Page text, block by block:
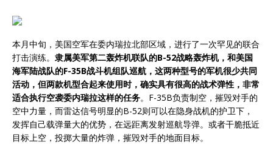
本月中旬，美国空军在委内瑞拉北部区域，进行了一次罕见的联合
打击演练。 隶属美军第二轰炸机联队的B-52战略轰炸机，和美国
海军陆战队的F-35B战斗机组队巡航，这两种型号的军机很少共同
活动，但两款机型合起来使用时，确实具有很高的战术弹性，非常
适合执行空袭委内瑞拉这样的任务。F-35B负责制空，摧毁对手的
空中力量，而雷达信号明显的B-52则可以在隐身战机的护卫下，
发挥自己载弹量大的优势，在远距离发射巡航导弹。或者干脆抵近
目标上空，投掷大量的炸弹，摧毁对手的地面目标。